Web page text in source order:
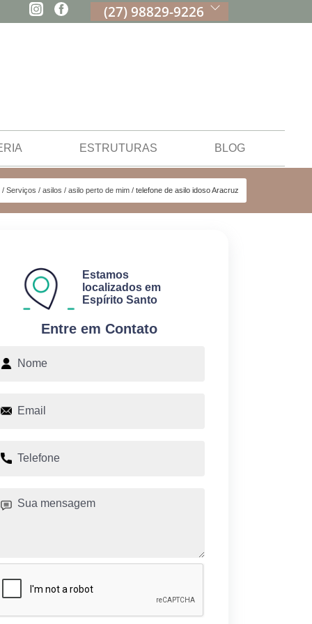
(27) 98829-9226
ESTRUTURAS BLOG
Serviços asilos asilo perto de mim telefone de asilo idoso Aracruz
Entre em Contato
Estamos
localizados em
Espírito Santo